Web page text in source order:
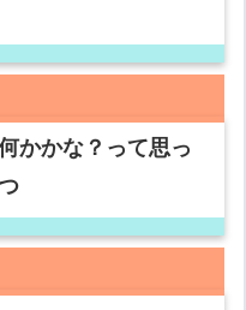
かかな？って思っ